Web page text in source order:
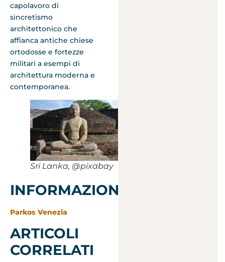
capolavoro di
sincretismo
architettonico che
affianca antiche chiese
ortodosse e fortezze
militari a esempi di
architettura moderna e
contemporanea.
Sri Lanka, @pixabay
INFORMAZIONI
Parkos Venezia
ARTICOLI
CORRELATI